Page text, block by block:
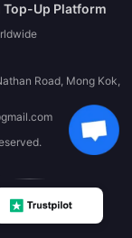
Top-Up Platform
Road, Mong Kok,